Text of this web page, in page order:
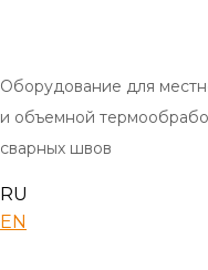
Оборудование для
и объемной
сварных швов
RU
EN